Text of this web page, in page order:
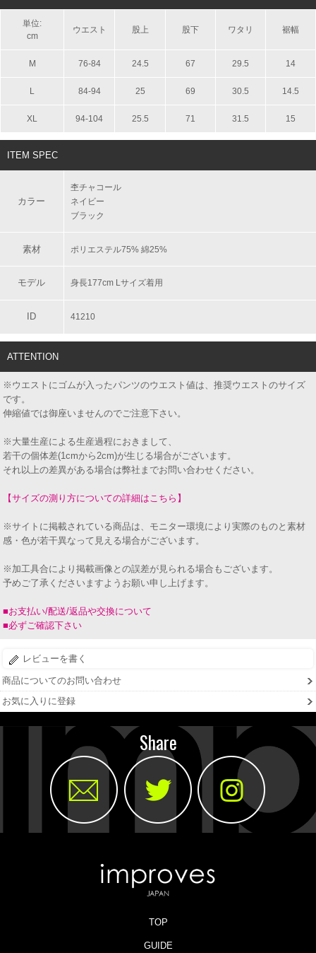
単位:
cm
ウエスト 股上 股下 ワタリ 裾幅
M 76-84 24.5 67 29.5 14
L 84-94 25 69 30.5 14.5
XL 94-104 25.5 71 31.5 15
ITEM SPEC
カラー
杢チャコール
ネイビー
ブラック
素材 ポリエステル75% 綿25%
モデル 身長177cm Lサイズ着用
ID 41210
ATTENTION
※ウエストにゴムが入ったパンツのウエスト値は、推奨ウエストのサイズ
です。
伸縮値では御座いませんのでご注意下さい。
※大量生産による生産過程におきまして、
若干の個体差(1cmから2cm)が生じる場合がございます。
それ以上の差異がある場合は弊社までお問い合わせください。
【サイズの測り方についての詳細はこちら】
※サイトに掲載されている商品は、モニター環境により実際のものと素材
感・色が若干異なって見える場合がございます。
※加工具合により掲載画像との誤差が見られる場合もございます。
予めご了承くださいますようお願い申し上げます。
■お支払い/配送/返品や交換について
■必ずご確認下さい
レビューを書く
商品についてのお問い合わせ
お気に入りに登録
Share
TOP
GUIDE